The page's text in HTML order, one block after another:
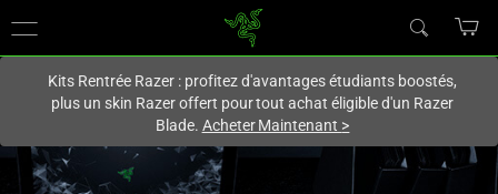
Vous êtes actuellement sur le site
Kits Rentrée Razer : profitez d'avantages étudiants boostés,
plus un skin Razer offert pour tout achat éligible d'un Razer
Blade. Acheter Maintenant >